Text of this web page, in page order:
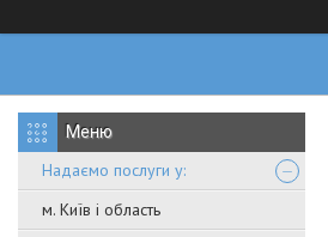
Надаємо послуги у:
м. Київ і область